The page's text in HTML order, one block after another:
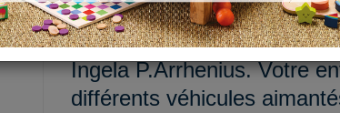
Doudou, es-tu prêt à
notre jeu d’éveil en bois
Ingela P.Arrhenius. Votre
différents véhicules